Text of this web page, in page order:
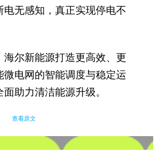
无感知，真正实现停电不
尔新能源打造更高效、更
电网的智能调度与稳定运
助力清洁能源升级。
查看原文